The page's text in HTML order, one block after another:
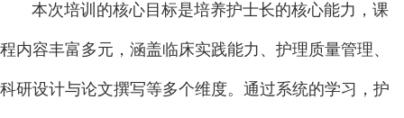
本次培训的核心目标是培养护士长的核心能力，课
程内容丰富多元，涵盖临床实践能力、护理质量管理、
科研设计与论文撰写等多个维度。通过系统的学习，护